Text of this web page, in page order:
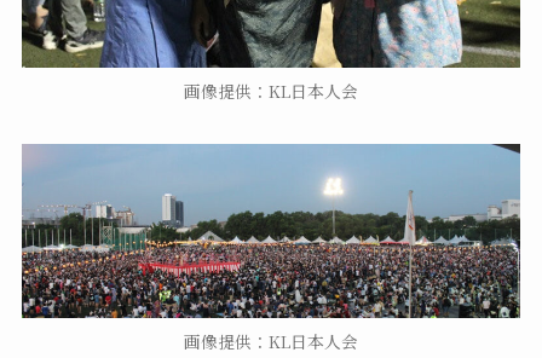
画像提供：KL日本人会
画像提供：KL日本人会